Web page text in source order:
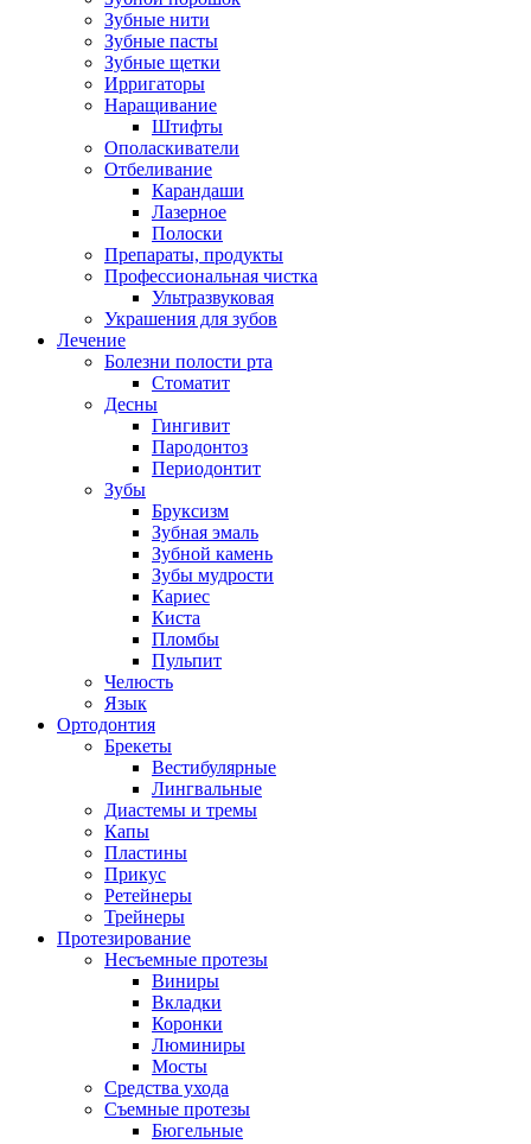
Зубные нити
Зубные пасты
Зубные щетки
Ирригаторы
Наращивание
Штифты
Ополаскиватели
Отбеливание
Карандаши
Лазерное
Полоски
Препараты, продукты
Профессиональная чистка
Ультразвуковая
Украшения для зубов
Лечение
Болезни полости рта
Стоматит
Десны
Гингивит
Пародонтоз
Периодонтит
Зубы
Бруксизм
Зубная эмаль
Зубной камень
Зубы мудрости
Кариес
Киста
Пломбы
Пульпит
Челюсть
Язык
Ортодонтия
Брекеты
Вестибулярные
Лингвальные
Диастемы и тремы
Капы
Пластины
Прикус
Ретейнеры
Трейнеры
Протезирование
Несъемные протезы
Виниры
Вкладки
Коронки
Люминиры
Мосты
Средства ухода
Съемные протезы
Бюгельные